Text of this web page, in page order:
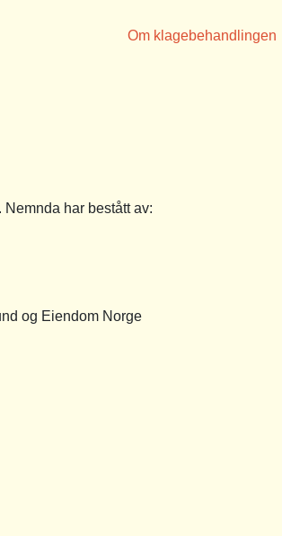
Om klagebehandlingen
har bestått av:
og Eiendom Norge